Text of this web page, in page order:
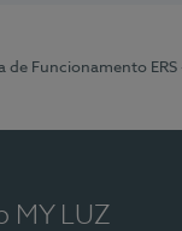
de Funcionamento
MY LUZ